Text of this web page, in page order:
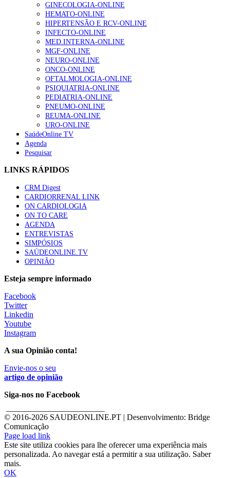
GINECOLOGIA-ONLINE
HEMATO-ONLINE
HIPERTENSÃO E RCV-ONLINE
INFECTO-ONLINE
MED.INTERNA-ONLINE
MGF-ONLINE
NEURO-ONLINE
ONCO-ONLINE
OFTALMOLOGIA-ONLINE
PSIQUIATRIA-ONLINE
PEDIATRIA-ONLINE
PNEUMO-ONLINE
REUMA-ONLINE
URO-ONLINE
SaúdeOnline TV
Agenda
Pesquisar
LINKS RÁPIDOS
CRM Digest
CARDIORRENAL LINK
ON CARDIOLOGIA
ON TO CARE
AGENDA
ENTREVISTAS
SIMPÓSIOS
SAÚDEONLINE.TV
OPINIÃO
Esteja sempre informado
Facebook
Twitter
Linkedin
Youtube
Instagram
A sua Opinião conta!
Envie-nos o seu
artigo de opinião
Siga-nos no Facebook
© 2016-2026 SAUDEONLINE.PT | Desenvolvimento: Bridge
Comunicação
Page load link
Este site utiliza cookies para lhe oferecer uma experiência mais
personalizada. Ao navegar está a permitir a sua utilização. Saber
mais.
OK